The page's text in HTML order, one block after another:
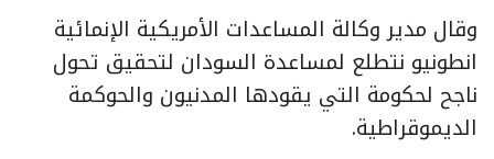
وقال مدير وكالة المساعدات الأمريكية الإنمائية
انطونيو نتطلع لمساعدة السودان لتحقيق تحول
ناجح لحكومة التي يقودها المدنيون والحوكمة
الديموقراطية.